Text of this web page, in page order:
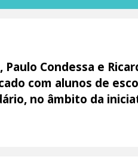
Paulo Condessa e
com alunos de
no âmbito da